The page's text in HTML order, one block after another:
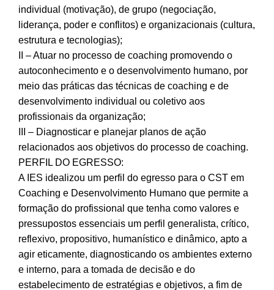
individual (motivação), de grupo (negociação,
liderança, poder e conflitos) e organizacionais (cultura,
estrutura e tecnologias);
II – Atuar no processo de coaching promovendo o
autoconhecimento e o desenvolvimento humano, por
meio das práticas das técnicas de coaching e de
desenvolvimento individual ou coletivo aos
profissionais da organização;
III – Diagnosticar e planejar planos de ação
relacionados aos objetivos do processo de coaching.
PERFIL DO EGRESSO:
A IES idealizou um perfil do egresso para o CST em
Coaching e Desenvolvimento Humano que permite a
formação do profissional que tenha como valores e
pressupostos essenciais um perfil generalista, crítico,
reflexivo, propositivo, humanístico e dinâmico, apto a
agir eticamente, diagnosticando os ambientes externo
e interno, para a tomada de decisão e do
estabelecimento de estratégias e objetivos, a fim de